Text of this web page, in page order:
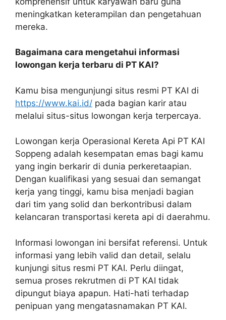
meningkatkan keterampilan dan pengetahuan
mereka.
Bagaimana cara mengetahui informasi
lowongan kerja terbaru di PT KAI?
Kamu bisa mengunjungi situs resmi PT KAI di
https://www.kai.id/ pada bagian karir atau
melalui situs-situs lowongan kerja terpercaya.
Lowongan kerja Operasional Kereta Api PT KAI
Soppeng adalah kesempatan emas bagi kamu
yang ingin berkarir di dunia perkeretaapian.
Dengan kualifikasi yang sesuai dan semangat
kerja yang tinggi, kamu bisa menjadi bagian
dari tim yang solid dan berkontribusi dalam
kelancaran transportasi kereta api di daerahmu.
Informasi lowongan ini bersifat referensi. Untuk
informasi yang lebih valid dan detail, selalu
kunjungi situs resmi PT KAI. Perlu diingat,
semua proses rekrutmen di PT KAI tidak
dipungut biaya apapun. Hati-hati terhadap
penipuan yang mengatasnamakan PT KAI.